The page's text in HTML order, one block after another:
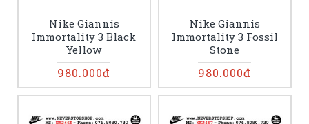
Nike Giannis
Immortality 3 Black
Yellow
980.000đ
Nike Giannis
Immortality 3 Fossil
Stone
980.000đ